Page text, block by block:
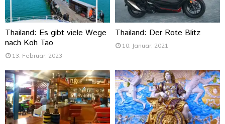
Thailand: Es gibt viele Wege
nach Koh Tao
13. Februar, 2023
Thailand: Der Rote Blitz
10. Januar, 2021